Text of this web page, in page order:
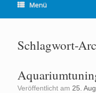
Menü
Schlagwort-
Veröffentlicht am 25.